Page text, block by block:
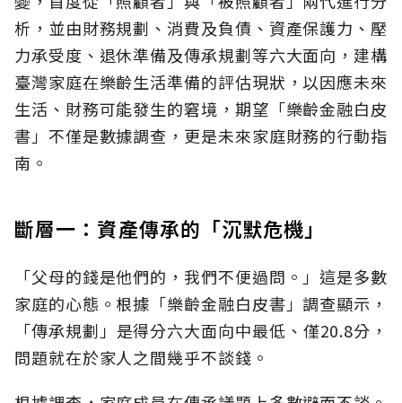
析，並由財務規劃、消費及負債、資產保護力、壓
力承受度、退休準備及傳承規劃等六大面向，建構
臺灣家庭在樂齡生活準備的評估現狀，以因應未來
生活、財務可能發生的窘境，期望「樂齡金融白皮
書」不僅是數據調查，更是未來家庭財務的行動指
南。
斷層一：資產傳承的「沉默危機」
「父母的錢是他們的，我們不便過問。」這是多數
家庭的心態。根據「樂齡金融白皮書」調查顯示，
「傳承規劃」是得分六大面向中最低、僅20.8分，
問題就在於家人之間幾乎不談錢。